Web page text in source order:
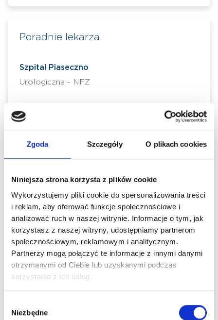
Zgoda Szczegóły O plikach cookies
Niniejsza strona korzysta z plików cookie
Wykorzystujemy pliki cookie do spersonalizowania treści
i reklam, aby oferować funkcje społecznościowe i
analizować ruch w naszej witrynie. Informacje o tym, jak
korzystasz z naszej witryny, udostępniamy partnerom
społecznościowym, reklamowym i analitycznym.
Partnerzy mogą połączyć te informacje z innymi danymi
otrzymanymi od Ciebie lub uzyskanymi podczas
korzystania z ich usług.
zgody
Niezbędne
Poradnie lekarza
Szpital Piaseczno
Urologiczna - NFZ
Szpital Piaseczno
Urologiczna - NFZ
Informacje o lekarzu
Grzegorz Gacki to doświadczony i ceniony
specjalista urolog, skupiający się w swojej praktyce
na leczeniu chorób jąder, żylaków powrózka
nasiennego, infekcji intymnych. Jest również
ekspertem w medycznych kwestiach związanych z
obszar jego profesjonalnych zainteresowań stanowi